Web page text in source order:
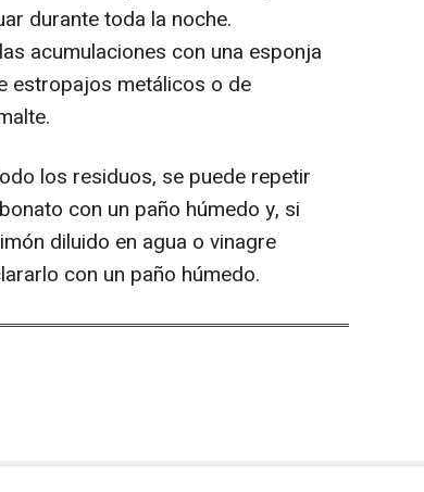
durante toda la noche.
acumulaciones con una esponja
estropajos metálicos o de
los residuos, se puede repetir
con un paño húmedo y, si
diluido en agua o vinagre
con un paño húmedo.